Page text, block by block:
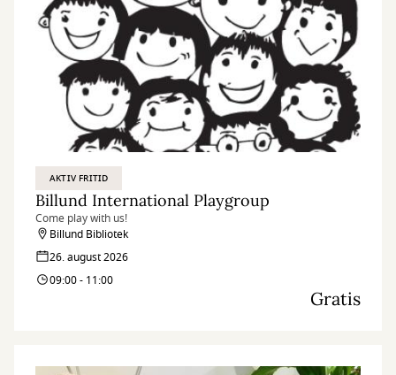
AKTIV FRITID
Billund International Playgroup
Come play with us!
Billund Bibliotek
26. august 2026
09:00 - 11:00
Gratis